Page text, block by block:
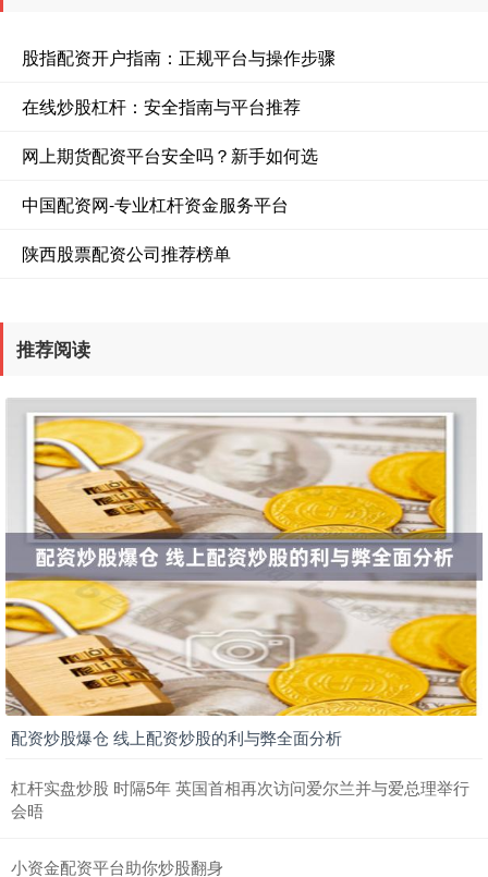
股指配资开户指南：正规平台与操作步骤
在线炒股杠杆：安全指南与平台推荐
网上期货配资平台安全吗？新手如何选
中国配资网-专业杠杆资金服务平台
陕西股票配资公司推荐榜单
推荐阅读
配资炒股爆仓 线上配资炒股的利与弊全面分析
杠杆实盘炒股 时隔5年 英国首相再次访问爱尔兰并与爱总理举行
会晤
小资金配资平台助你炒股翻身